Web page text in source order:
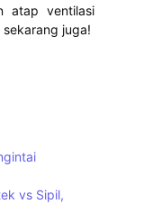
atap ventilasi
sekarang juga!
vs Sipil,